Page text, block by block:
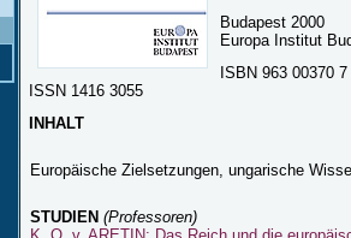
Budapest 2000
Europa Institut
ISBN 963 00370 7
ISSN 1416 3055
INHALT
Europäische Zielsetzungen, ungarische
STUDIEN (Professoren)